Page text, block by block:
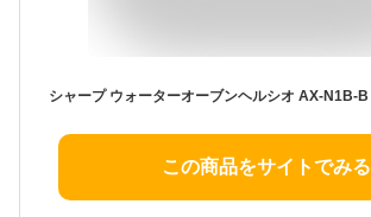
この商品をサイトでみる